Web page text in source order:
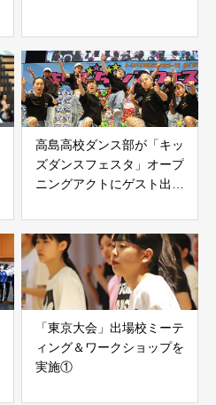
高島高校ダンス部が「キッ
ズダンスフェスタ」オープ
ニングアクトにゲスト出
「東京大会」出場校ミーテ
ィング＆ワークショップを
実施①